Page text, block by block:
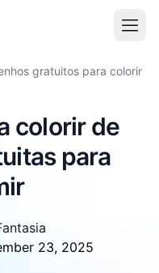
gratuitos para colorir
colorir de
para
23, 2025